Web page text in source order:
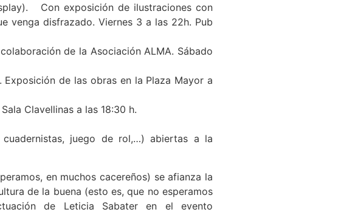
Con exposición de ilustraciones con
venga disfrazado. Viernes 3 a las 22h. Pub
de la Asociación ALMA. Sábado
de las obras en la Plaza Mayor a
Clavellinas a las 18:30 h.
juego de rol,…) abiertas a la
en muchos cacereños) se afianza la
de la buena (esto es, que no esperamos
de Leticia Sabater en el evento